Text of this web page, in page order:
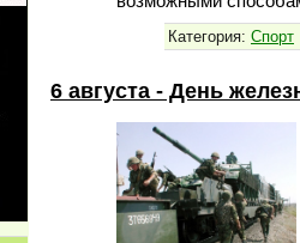
Категория: Спорт
6 августа - День